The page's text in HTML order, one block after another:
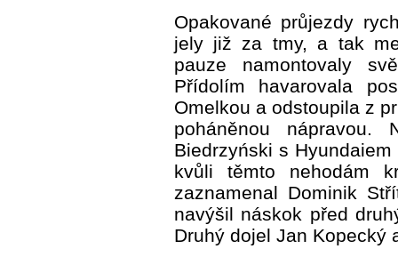
Opakované průjezdy
jely již za tmy, a tak
pauze namontovaly
Přídolím havarovala
Omelkou a odstoupila z
poháněnou nápravou.
Biedrzyński s
kvůli těmto nehodám
zaznamenal Dominik
navýšil náskok před
Druhý dojel Jan Kopecký